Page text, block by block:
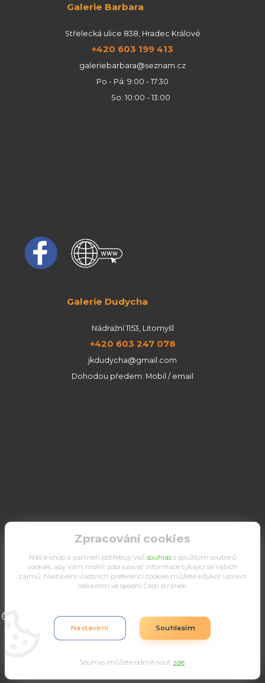
Galerie Barbara
Střelecká ulice 838, Hradec Králové
+420 603 199 413
galeriebarbara@seznam.cz
Po - Pá: 9:00 - 17:30
So: 10:00 - 13:00
Galerie Dudycha
Nádražní 1153, Litomyšl
+420 603 247 078
jkdudycha@gmail.com
Dohodou předem: Mobil / email
Upravit sběr cookies.
Eshop-rychle.cz
Zpracování cookies
Náš e-shop a partneři potřebují Váš souhlass použitím souborů
cookies, aby Vám mohli zobrazovat informace týkající se Vašich
zájmů. Nastavení vlastních preferencí cookies můžete kdykoli upravit
odkazem ve spodní části stránek.
Nastavení Souhlasím
Souhlas můžete odmítnout zde.